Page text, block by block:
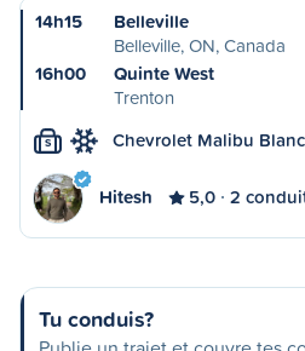
14h15
Belleville
Belleville, ON, Canada
16h00
Quinte West
Trenton
S Chevrolet Malibu
Hitesh 5,0 2
Tu conduis?